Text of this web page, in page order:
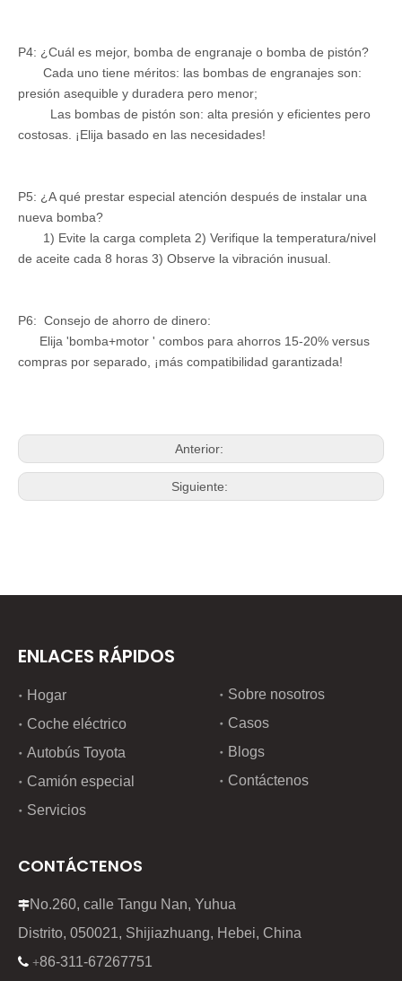
P4: ¿Cuál es mejor, bomba de engranaje o bomba de pistón?
Cada uno tiene méritos: las bombas de engranajes son:
presión asequible y duradera pero menor;
Las bombas de pistón son: alta presión y eficientes pero
costosas. ¡Elija basado en las necesidades!
P5: ¿A qué prestar especial atención después de instalar una
nueva bomba?
1) Evite la carga completa 2) Verifique la temperatura/nivel
de aceite cada 8 horas 3) Observe la vibración inusual.
P6: Consejo de ahorro de dinero:
Elija 'bomba+motor ' combos para ahorros 15-20% versus
compras por separado, ¡más compatibilidad garantizada!
Anterior:
Siguiente:
ENLACES RÁPIDOS
Hogar
Coche eléctrico
Autobús Toyota
Camión especial
Servicios
Sobre nosotros
Casos
Blogs
Contáctenos
CONTÁCTENOS
No.260, calle Tangu Nan, Yuhua
Distrito, 050021, Shijiazhuang, Hebei, China
 +86-311-67267751